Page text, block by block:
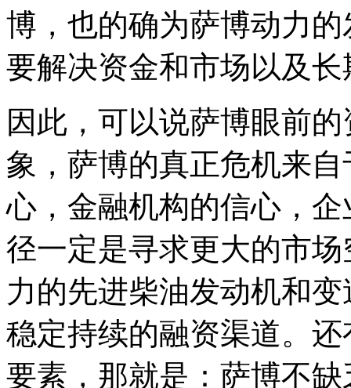
博，也的确为萨博动力
要解决资金和市场以及
因此，可以说萨博眼前
象，萨博的真正危机来
心，金融机构的信心，
径一定是寻求更大的市
力的先进柴油发动机和
稳定持续的融资渠道。
要素，那就是：萨博不